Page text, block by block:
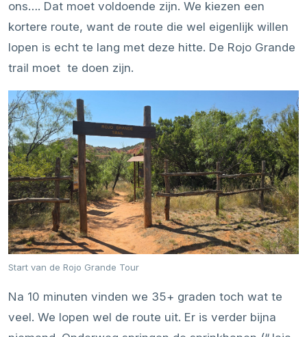
ons…. Dat moet voldoende zijn. We kiezen een
kortere route, want de route die wel eigenlijk willen
lopen is echt te lang met deze hitte. De Rojo Grande
trail moet te doen zijn.
Start van de Rojo Grande Tour
Na 10 minuten vinden we 35+ graden toch wat te
veel. We lopen wel de route uit. Er is verder bijna